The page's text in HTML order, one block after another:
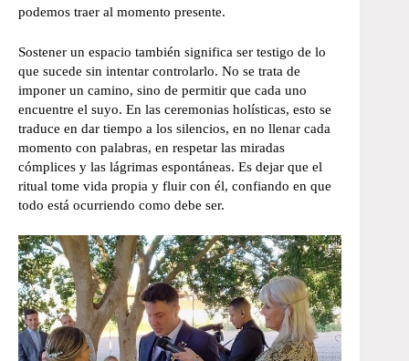
podemos traer al momento presente.
Sostener un espacio también significa ser testigo de lo
que sucede sin intentar controlarlo. No se trata de
imponer un camino, sino de permitir que cada uno
encuentre el suyo. En las ceremonias holísticas, esto se
traduce en dar tiempo a los silencios, en no llenar cada
momento con palabras, en respetar las miradas
cómplices y las lágrimas espontáneas. Es dejar que el
ritual tome vida propia y fluir con él, confiando en que
todo está ocurriendo como debe ser.